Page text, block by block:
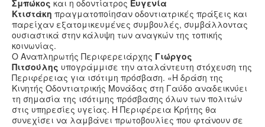
Σμπώκος και η οδοντίατρος Ευγενία
Κτιστάκη πραγματοποίησαν οδοντιατρικές πράξεις και
παρείχαν εξατομικευμένες συμβουλές, συμβάλλοντας
ουσιαστικά στην κάλυψη των αναγκών της τοπικής
κοινωνίας.
Ο Αναπληρωτής Περιφερειάρχης Γιώργος
Πιτσούλης υπογράμμισε την αταλάντευτη στόχευση της
Περιφέρειας για ισότιμη πρόσβαση. «Η δράση της
Κινητής Οδοντιατρικής Μονάδας στη Γαύδο αναδεικνύει
τη σημασία της ισότιμης πρόσβασης όλων των πολιτών
στις υπηρεσίες υγείας. Η Περιφέρεια Κρήτης θα
συνεχίσει να λαμβάνει πρωτοβουλίες που φτάνουν σε